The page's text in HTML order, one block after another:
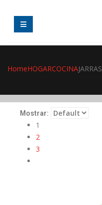
HomeHOGARCOCINAJARRAS
Mostrar:
1
2
3